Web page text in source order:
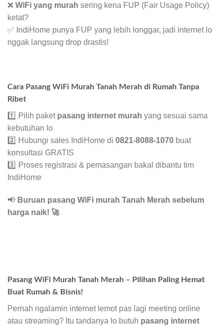
❌ WiFi yang murah sering kena FUP (Fair Usage Policy)
ketat?
✅ IndiHome punya FUP yang lebih longgar, jadi internet lo
nggak langsung drop drastis!
Cara Pasang WiFi Murah Tanah Merah di Rumah Tanpa
Ribet
1️⃣ Pilih paket pasang internet murah yang sesuai sama
kebutuhan lo
2️⃣ Hubungi sales IndiHome di 0821-8088-1070 buat
konsultasi GRATIS
3️⃣ Proses registrasi & pemasangan bakal dibantu tim
IndiHome
📢 Buruan pasang WiFi murah Tanah Merah sebelum
harga naik! 🚀
Pasang WiFi Murah Tanah Merah – Pilihan Paling Hemat
Buat Rumah & Bisnis!
Pernah ngalamin internet lemot pas lagi meeting online
atau streaming? Itu tandanya lo butuh pasang internet